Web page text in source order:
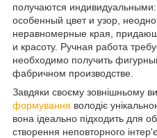
получаются
особенный цвет и узор,
неравномерные края,
и красоту. Ручная работа
необходимо получить
фабричном производстве.
Завдяки своєму зовнішньому
формування володіє
вона ідеально підходить для
створення неповторного